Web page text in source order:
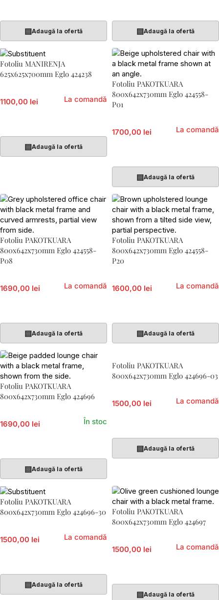
▤Adaugă la ofertă ▤Adaugă la ofertă
Fotoliu MANIRENJA
625x625x700mm Eglo 424238
1100,00 lei La comandă
▤Adaugă la ofertă
Fotoliu PAKOTKUARA
800x642x730mm Eglo 424558-
P01
1700,00 lei La comandă
▤Adaugă la ofertă
Fotoliu PAKOTKUARA
800x642x730mm Eglo 424558-
P08
1690,00 lei La comandă
▤Adaugă la ofertă
Fotoliu PAKOTKUARA
800x642x730mm Eglo 424558-
P20
1600,00 lei La comandă
▤Adaugă la ofertă
Fotoliu PAKOTKUARA
800x642x730mm Eglo 424696
1690,00 lei În stoc
▤Adaugă la ofertă
Fotoliu PAKOTKUARA
800x642x730mm Eglo 424696-03
1500,00 lei La comandă
▤Adaugă la ofertă
Fotoliu PAKOTKUARA
800x642x730mm Eglo 424696-30
1500,00 lei La comandă
▤Adaugă la ofertă
Fotoliu PAKOTKUARA
800x642x730mm Eglo 424697
1500,00 lei La comandă
▤Adaugă la ofertă